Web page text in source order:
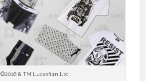
©2016 & TM Lucasfilm Ltd